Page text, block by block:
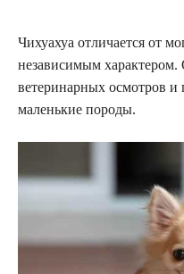
Чихуахуа отличается от
независимым характером.
ветеринарных осмотров и
маленькие породы.